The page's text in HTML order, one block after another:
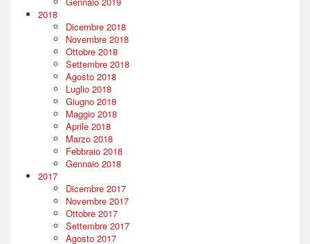
2018
Dicembre 2018
Novembre 2018
Ottobre 2018
Settembre 2018
Agosto 2018
Luglio 2018
Giugno 2018
Maggio 2018
Aprile 2018
Marzo 2018
Febbraio 2018
Gennaio 2018
2017
Dicembre 2017
Novembre 2017
Ottobre 2017
Settembre 2017
Agosto 2017